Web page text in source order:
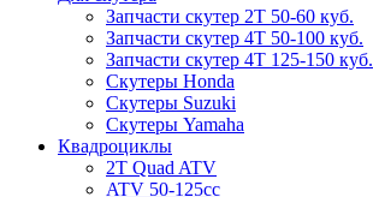
Запчасти скутер 2Т 50-60 куб.
Запчасти скутер 4Т 50-100 куб.
Запчасти скутер 4Т 125-150 куб.
Скутеры Honda
Скутеры Suzuki
Скутеры Yamaha
Квадроциклы
2T Quad ATV
ATV 50-125cc